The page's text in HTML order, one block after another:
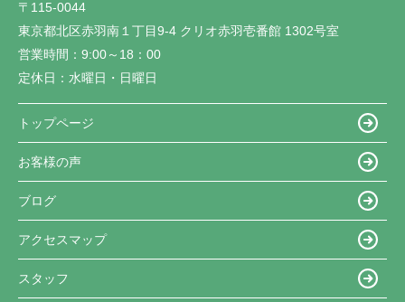
〒115-0044
東京都北区赤羽南１丁目9-4 クリオ赤羽壱番館 1302号室
営業時間： 9:00～18：00
定休日： 水曜日・日曜日
トップページ
お客様の声
ブログ
アクセスマップ
スタッフ